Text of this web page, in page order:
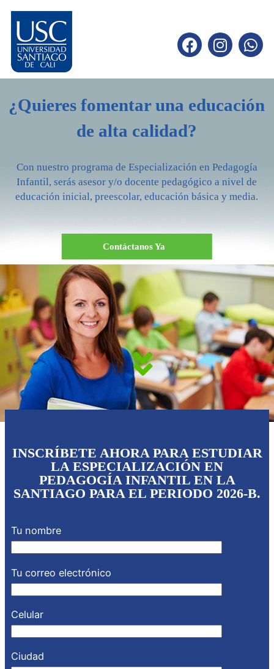
Con nuestro programa de Especialización en Pedagogía
Infantil, serás asesor y/o docente pedagógico a nivel de
educación inicial, preescolar, educación básica y media.
Contáctanos Ya
¿Quieres fomentar una educación
de alta calidad?
INSCRÍBETE AHORA PARA ESTUDIAR
LA ESPECIALIZACIÓN EN
PEDAGOGÍA INFANTIL EN LA
SANTIAGO PARA EL PERIODO 2026-B.
Tu nombre
Tu correo electrónico
Celular
Ciudad